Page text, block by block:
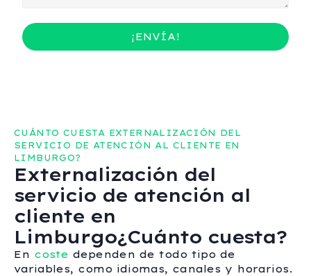
¡ENVÍA!
CUÁNTO CUESTA EXTERNALIZACIÓN DEL
SERVICIO DE ATENCIÓN AL CLIENTE EN
LIMBURGO?
Externalización del
servicio de atención al
cliente en
Limburgo¿Cuánto cuesta?
En coste dependen de todo tipo de
variables, como idiomas, canales y horarios.